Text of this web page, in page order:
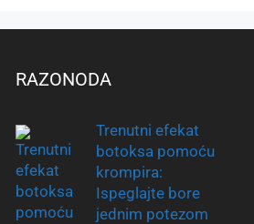
RAZONODA
Trenutni efekat
botoksa pomoću
krompira:
Ispeglajte bore
jednim potezom